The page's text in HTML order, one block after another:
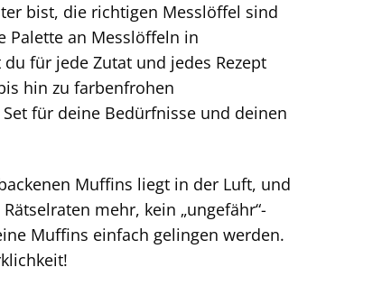
bist, die richtigen Messlöffel sind
Palette an Messlöffeln in
für jede Zutat und jedes Rezept
hin zu farbenfrohen
für deine Bedürfnisse und deinen
Muffins liegt in der Luft, und
mehr, kein „ungefähr“-
Muffins einfach gelingen werden.